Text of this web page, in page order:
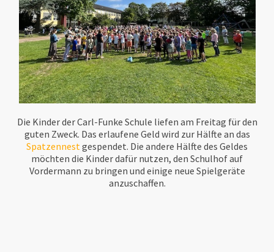
Die Kinder der Carl-Funke Schule liefen am Freitag für den
guten Zweck. Das erlaufene Geld wird zur Hälfte an das
Spatzennestgespendet. Die andere Hälfte des Geldes
möchten die Kinder dafür nutzen, den Schulhof auf
Vordermann zu bringen und einige neue Spielgeräte
anzuschaffen.